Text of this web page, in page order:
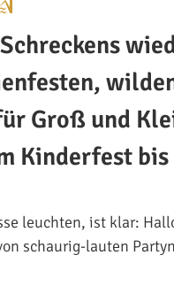
Groß und
Kinderfest
leuchten, ist klar:
schaurig-lauten